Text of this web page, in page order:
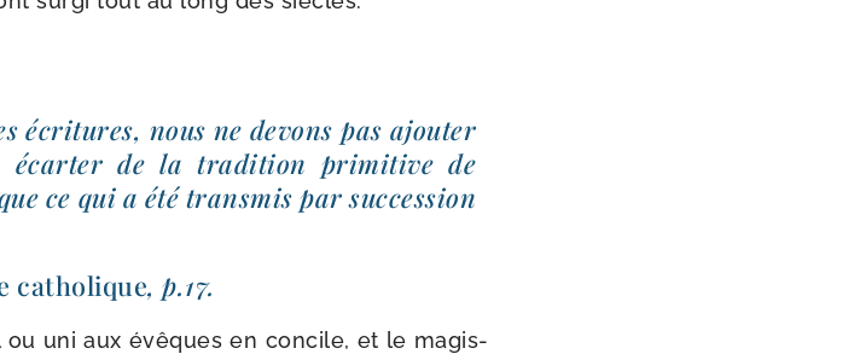
écri­tures, nous ne devons pas ajou­ter
écar­ter de la tra­di­tion pri­mi­tive de
ce qui a été trans­mis par suc­ces­sion
catho­lique, p.17.
ou uni aux évêques en concile, et le magis­